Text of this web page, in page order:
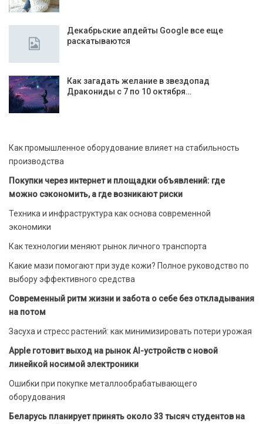
Декабрьские апдейты Google все еще
раскатываются
Как загадать желание в звездопад
Дракониды с 7 по 10 октября…
Как промышленное оборудование влияет на стабильность
производства
Покупки через интернет и площадки объявлений: где
можно сэкономить, а где возникают риски
Техника и инфраструктура как основа современной
экономики
Как технологии меняют рынок личного транспорта
Какие мази помогают при зуде кожи? Полное руководство по
выбору эффективного средства
Современный ритм жизни и забота о себе без откладывания
на потом
Засуха и стресс растений: как минимизировать потери урожая
Apple готовит выход на рынок AI-устройств с новой
линейкой носимой электроники
Ошибки при покупке металлообрабатывающего
оборудования
Беларусь планирует принять около 33 тысяч студентов на